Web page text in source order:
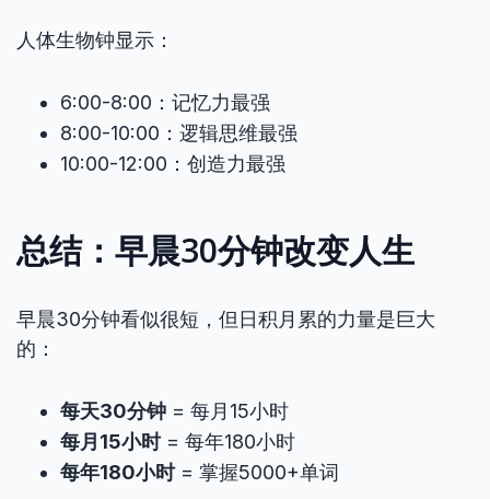
人体生物钟显示：
6:00-8:00：记忆力最强
8:00-10:00：逻辑思维最强
10:00-12:00：创造力最强
总结：早晨30分钟改变人生
早晨30分钟看似很短，但日积月累的力量是巨大
的：
每天30分钟 = 每月15小时
每月15小时= 每年180小时
每年180小时= 掌握5000+单词